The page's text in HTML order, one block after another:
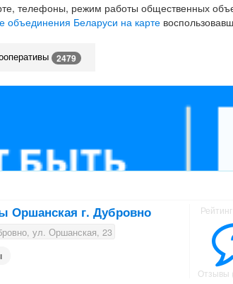
телефоны, режим работы общественных
объединения Беларуси на карте
2479
Оршанская г. Дубровно
ул. Оршанская, 23
Отзывы